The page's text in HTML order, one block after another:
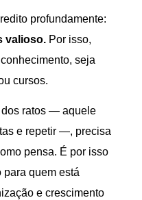
profundamente:
valioso. Por isso,
seja
cursos.
dos ratos — aquele
e repetir —, precisa
pensa. É por isso
para quem está
e crescimento